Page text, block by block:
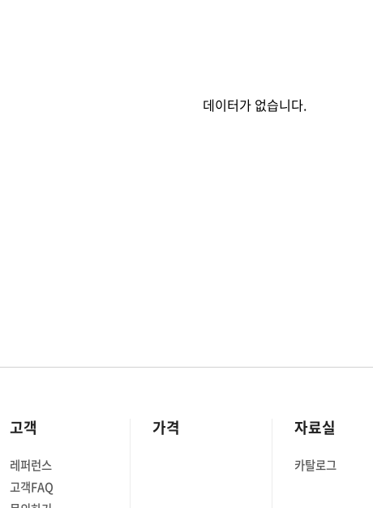
데이터가 없습니다.
고객
레퍼런스
고객FAQ
가격 자료실
카탈로그